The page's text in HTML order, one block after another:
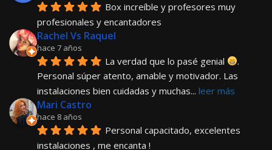
Box increíble y profesores muy
profesionales y encantadores
Rachel Vs Raquel
hace 7 años
La verdad que lo pasé genial
.
Personal súper atento, amable y motivador. Las
instalaciones bien cuidadas y muchas... leer más
Mari Castro
hace 8 años
Personal capacitado, excelentes
instalaciones , me encanta !